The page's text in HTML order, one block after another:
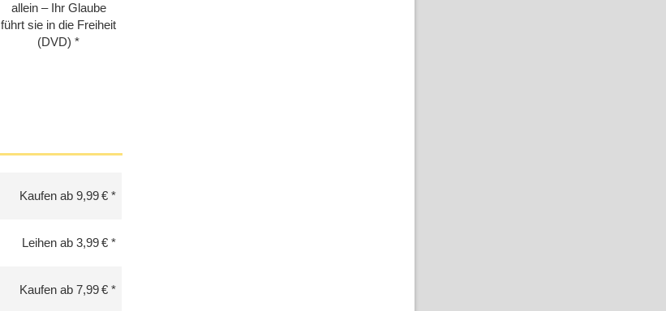
allein – Ihr Glaube
führt sie in die Freiheit
(DVD)
Kaufen ab 9,99 €
Leihen ab 3,99 €
Kaufen ab 7,99 €